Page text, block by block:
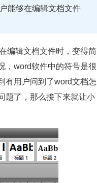
能够在编辑文档文件
编辑文档文件时，变得简
，word软件中的符号是很
有用户问到了word文档怎
题了，那么接下来就让小